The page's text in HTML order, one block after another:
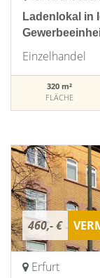
Ladenlokal in
Einzelhandel
320 m²
FLÄCHE
460,- €
Erfurt